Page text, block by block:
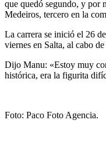
que quedó segundo, y por
Medeiros, tercero en la
La carrera se inició el 26
viernes en Salta, al cabo de
Dijo Manu: «Estoy muy
histórica, era la figurita
Foto: Paco Foto Agencia.